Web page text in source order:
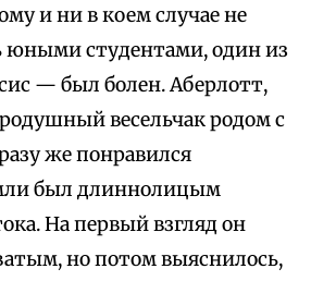
и ни в коем случае не
юными студентами, один из
— был болен. Аберлотт,
весельчак родом с
же понравился
был длиннолицым
На первый взгляд он
но потом выяснилось,